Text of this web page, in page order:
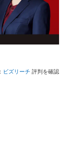
ビズリーチ 評判を確認